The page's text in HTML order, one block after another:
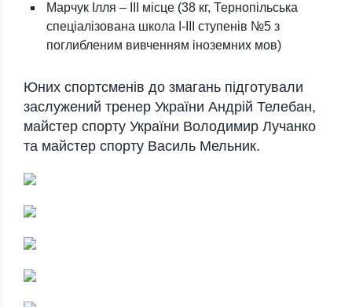
Марчук Ілля – ІІІ місце (38 кг, Тернопільська
спеціалізована школа І-ІІІ ступенів №5 з
поглибленим вивченням іноземних мов)
Юних спортсменів до змагань підготували
заслужений тренер України Андрій Телебан,
майстер спорту України Володимир Лучанко
та майстер спорту Василь Мельник.